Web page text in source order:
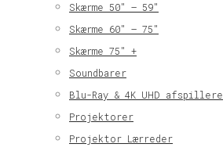
Skærme 50″ – 59″
Skærme 60″ – 75″
Skærme 75″ +
Soundbarer
Blu-Ray & 4K UHD afspillere
Projektorer
Projektor Lærreder